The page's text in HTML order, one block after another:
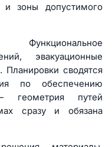
и зоны допустимого
Функциональное
эвакуационные
Планировки сводятся
по обеспечению
геометрия путей
сразу и обязана